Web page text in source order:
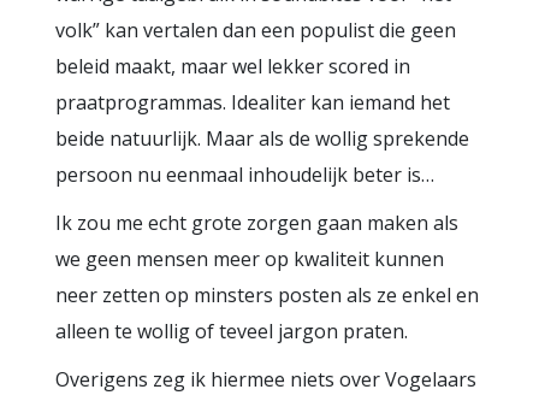
volk” kan vertalen dan een populist die geen
beleid maakt, maar wel lekker scored in
praatprogrammas. Idealiter kan iemand het
beide natuurlijk. Maar als de wollig sprekende
persoon nu eenmaal inhoudelijk beter is…
Ik zou me echt grote zorgen gaan maken als
we geen mensen meer op kwaliteit kunnen
neer zetten op minsters posten als ze enkel en
alleen te wollig of teveel jargon praten.
Overigens zeg ik hiermee niets over Vogelaars